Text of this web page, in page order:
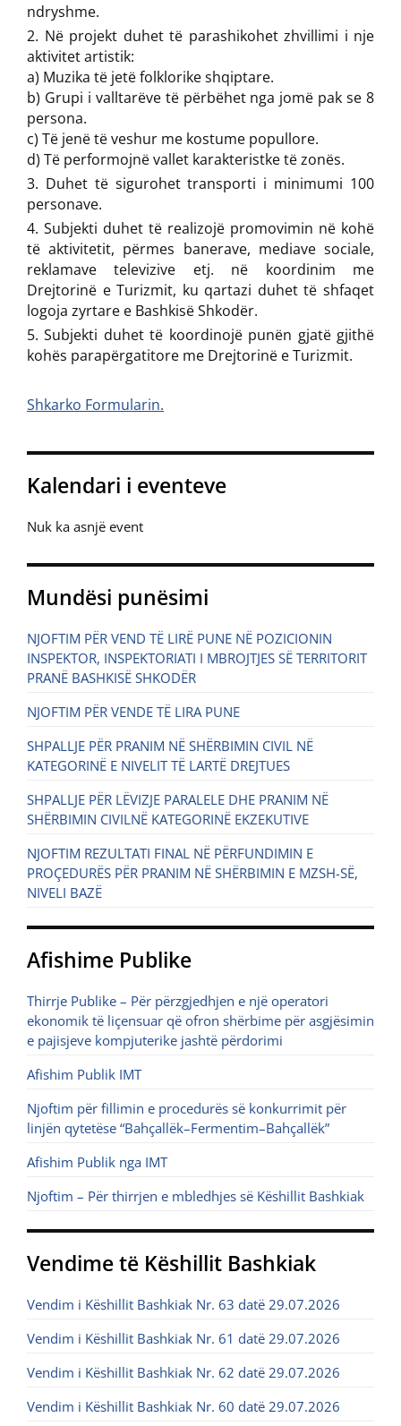
ndryshme.
Në projekt duhet të parashikohet zhvillimi i nje
aktivitet artistik:
a) Muzika të jetë folklorike shqiptare.
b) Grupi i valltarëve të përbëhet nga jomë pak se 8
persona.
c) Të jenë të veshur me kostume popullore.
d) Të performojnë vallet karakteristke të zonës.
Duhet të sigurohet transporti i minimumi 100
personave.
Subjekti duhet të realizojë promovimin në kohë
të aktivitetit, përmes banerave, mediave sociale,
reklamave televizive etj. në koordinim me
Drejtorinë e Turizmit, ku qartazi duhet të shfaqet
logoja zyrtare e Bashkisë Shkodër.
Subjekti duhet të koordinojë punën gjatë gjithë
kohës parapërgatitore me Drejtorinë e Turizmit.
Shkarko Formularin.
Kalendari i eventeve
Nuk ka asnjë event
Mundësi punësimi
NJOFTIM PËR VEND TË LIRË PUNE NË POZICIONIN
INSPEKTOR, INSPEKTORIATI I MBROJTJES SË TERRITORIT
PRANË BASHKISË SHKODËR
NJOFTIM PËR VENDE TË LIRA PUNE
SHPALLJE PËR PRANIM NË SHËRBIMIN CIVIL NË
KATEGORINË E NIVELIT TË LARTË DREJTUES
SHPALLJE PËR LËVIZJE PARALELE DHE PRANIM NË
SHËRBIMIN CIVILNË KATEGORINË EKZEKUTIVE
NJOFTIM REZULTATI FINAL NË PËRFUNDIMIN E
PROÇEDURËS PËR PRANIM NË SHËRBIMIN E MZSH-SË,
NIVELI BAZË
Afishime Publike
Thirrje Publike – Për përzgjedhjen e një operatori
ekonomik të liçensuar që ofron shërbime për asgjësimin
e pajisjeve kompjuterike jashtë përdorimi
Afishim Publik IMT
Njoftim për fillimin e procedurës së konkurrimit për
linjën qytetëse “Bahçallëk–Fermentim–Bahçallëk”
Afishim Publik nga IMT
Njoftim – Për thirrjen e mbledhjes së Këshillit Bashkiak
Vendime të Këshillit Bashkiak
Vendim i Këshillit Bashkiak Nr. 63 datë 29.07.2026
Vendim i Këshillit Bashkiak Nr. 61 datë 29.07.2026
Vendim i Këshillit Bashkiak Nr. 62 datë 29.07.2026
Vendim i Këshillit Bashkiak Nr. 60 datë 29.07.2026